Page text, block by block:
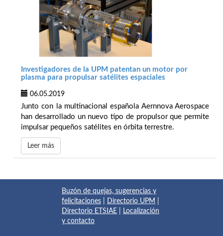
Investigadores de la UPM patentan un motor por
plasma para propulsar satélites espaciales
06.05.2019
Junto con la multinacional española Aernnova Aerospace
han desarrollado un nuevo tipo de propulsor que permite
impulsar pequeños satélites en órbita terrestre.
Leer más
Buzón de quejas, sugerencias y
felicitaciones
Directorio UPM
Directorio ETSIAE
Localización
y contacto